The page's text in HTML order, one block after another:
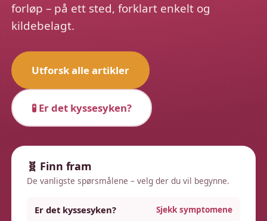
forløp – på ett sted, forklart enkelt og
kildebelagt.
Utforsk alle artikler
🧪 Er det kyssesyken?
🧬 Finn fram
De vanligste spørsmålene – velg der du vil begynne.
Er det kyssesyken? Sjekk symptomene